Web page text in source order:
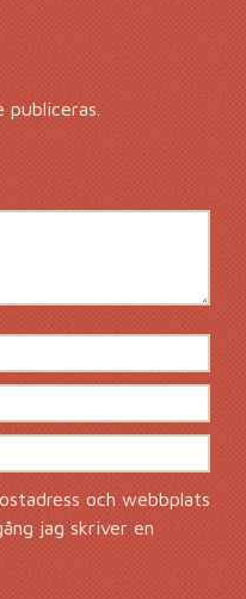
och webbplats
jag skriver en